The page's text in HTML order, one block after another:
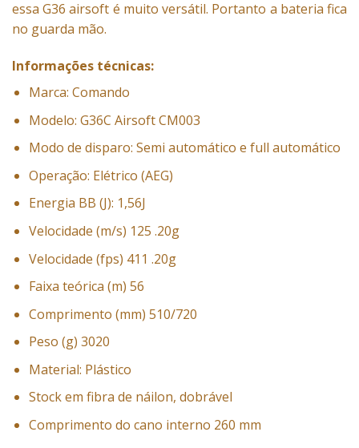
essa G36 airsoft é muito versátil. Portanto a bateria fica
no guarda mão.
Informações técnicas:
Marca: Comando
Modelo: G36C Airsoft CM003
Modo de disparo: Semi automático e full automático
Operação: Elétrico (AEG)
Energia BB (J): 1,56J
Velocidade (m/s) 125 .20g
Velocidade (fps) 411 .20g
Faixa teórica (m) 56
Comprimento (mm) 510/720
Peso (g) 3020
Material: Plástico
Stock em fibra de náilon, dobrável
Comprimento do cano interno 260 mm